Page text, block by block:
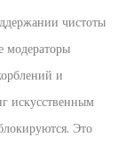
чистоты
модераторы
и
искусственным
Это